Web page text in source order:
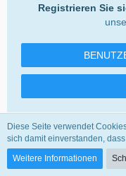
Registrieren Sie
Teilen
Diese Seite verwendet
sich damit einverstanden,
Weitere Informationen